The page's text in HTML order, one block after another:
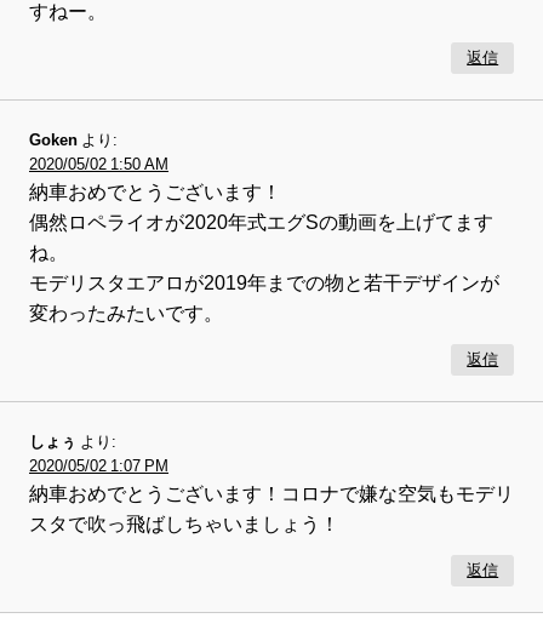
すねー。
返信
Goken より:
2020/05/02 1:50 AM
納車おめでとうございます！
偶然ロペライオが2020年式エグSの動画を上げてます
ね。
モデリスタエアロが2019年までの物と若干デザインが
変わったみたいです。
返信
しょぅ
より:
2020/05/02 1:07 PM
納車おめでとうございます！コロナで嫌な空気もモデリ
スタで吹っ飛ばしちゃいましょう！
返信